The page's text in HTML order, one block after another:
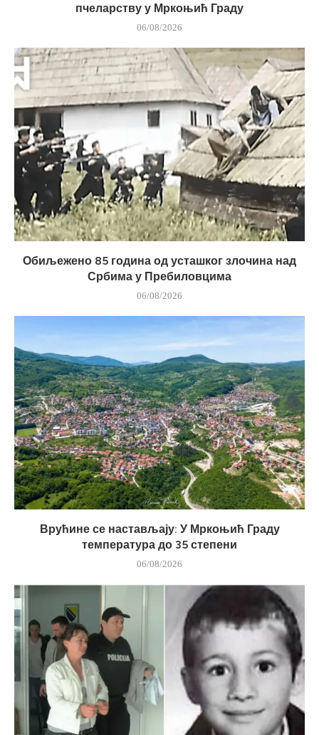
пчеларству у Мркоњић Граду
06/08/2026
Обиљежено 85 година од усташког злочина над
Србима у Пребиловцима
06/08/2026
Врућине се настављају: У Мркоњић Граду
температура до 35 степени
06/08/2026